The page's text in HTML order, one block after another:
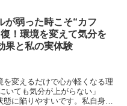
が弱った時こそ“カフ
！環境を変えて気分を
果と私の実体験
を変えるだけで心が軽くなる理
いても気分が上がらない」
に陥りやすいです。私自身も